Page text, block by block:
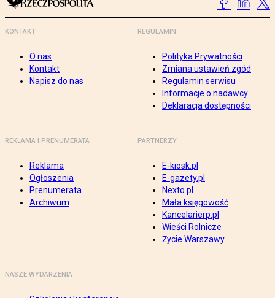
KONTAKT
O nas
Kontakt
Napisz do nas
REGULAMIN
Polityka Prywatności
Zmiana ustawień zgód
Regulamin serwisu
Informacje o nadawcy
Deklaracja dostępności
REKLAMA I PRENUMERATA
Reklama
Ogłoszenia
Prenumerata
Archiwum
PARTNERZY
E-kiosk.pl
E-gazety.pl
Nexto.pl
Mała księgowość
Kancelarierp.pl
Wieści Rolnicze
Życie Warszawy
NASZE WYDARZENIA